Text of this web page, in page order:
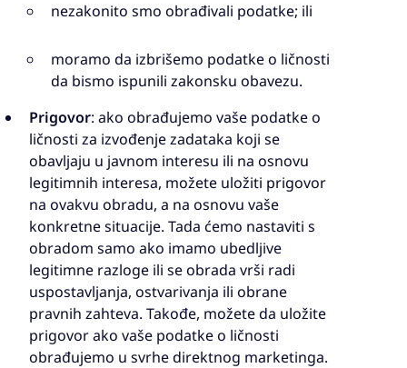
nezakonito smo obrađivali podatke; ili
moramo da izbrišemo podatke o ličnosti
da bismo ispunili zakonsku obavezu.
Prigovor: ako obrađujemo vaše podatke o
ličnosti za izvođenje zadataka koji se
obavljaju u javnom interesu ili na osnovu
legitimnih interesa, možete uložiti prigovor
na ovakvu obradu, a na osnovu vaše
konkretne situacije. Tada ćemo nastaviti s
obradom samo ako imamo ubedljive
legitimne razloge ili se obrada vrši radi
uspostavljanja, ostvarivanja ili obrane
pravnih zahteva. Takođe, možete da uložite
prigovor ako vaše podatke o ličnosti
obrađujemo u svrhe direktnog marketinga.